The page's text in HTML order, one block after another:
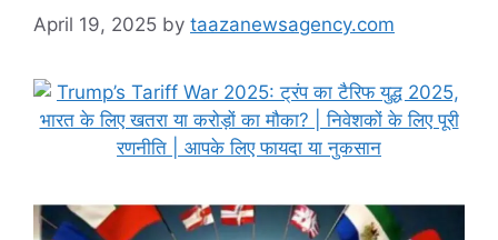
April 19, 2025 by taazanewsagency.com